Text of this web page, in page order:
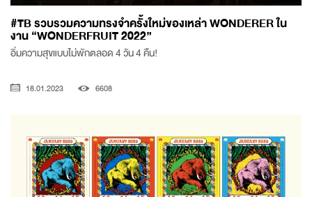
#TB รวบรวมความทรงจำครั้งใหม่ของเหล่า WONDERER ใน
งาน “WONDERFRUIT 2022”
อิ่มความสุขแบบไม่พักตลอด 4 วัน 4 คืน!
18.01.2023 6608